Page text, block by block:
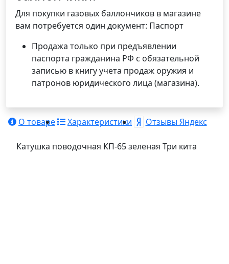
Для покупки газовых баллончиков в магазине
вам потребуется один документ: Паспорт
Продажа только при предъявлении
паспорта гражданина РФ с обязательной
записью в книгу учета продаж оружия и
патронов юридического лица (магазина).
О товаре Характеристики Отзывы Яндекс
Катушка поводочная КП-65 зеленая Три кита